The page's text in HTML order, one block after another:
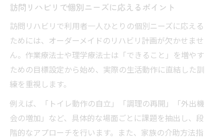
訪問リハビリで個別ニーズに応えるポイント
訪問リハビリで利用者一人ひとりの個別ニーズに応える
ためには、オーダーメイドのリハビリ計画が欠かせませ
ん。作業療法士や理学療法士は「できること」を増やす
ための目標設定から始め、実際の生活動作に直結した訓
練を重視します。
例えば、「トイレ動作の自立」「調理の再開」「外出機
会の増加」など、具体的な場面ごとに課題を抽出し、段
階的なアプローチを行います。また、家族の介助方法指